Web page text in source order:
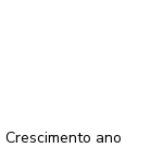
Crescimento ano